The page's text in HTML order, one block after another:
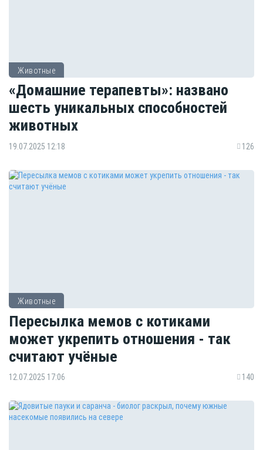
Животные
«Домашние терапевты»: названо
шесть уникальных способностей
животных
19.07.2025 12:18 126
Животные
Пересылка мемов с котиками
может укрепить отношения - так
считают учёные
12.07.2025 17:06 140